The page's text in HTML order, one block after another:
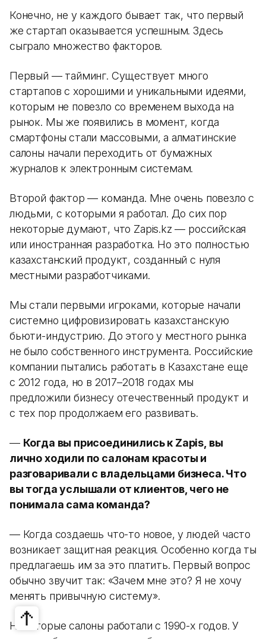
Конечно, не у каждого бывает так, что первый
же стартап оказывается успешным. Здесь
сыграло множество факторов.
Первый — тайминг. Существует много
стартапов с хорошими и уникальными идеями,
которым не повезло со временем выхода на
рынок. Мы же появились в момент, когда
смартфоны стали массовыми, а алматинские
салоны начали переходить от бумажных
журналов к электронным системам.
Второй фактор — команда. Мне очень повезло с
людьми, с которыми я работал. До сих пор
некоторые думают, что Zapis.kz — российская
или иностранная разработка. Но это полностью
казахстанский продукт, созданный с нуля
местными разработчиками.
Мы стали первыми игроками, которые начали
системно цифровизировать казахстанскую
бьюти-индустрию. До этого у местного рынка
не было собственного инструмента. Российские
компании пытались работать в Казахстане еще
с 2012 года, но в 2017–2018 годах мы
предложили бизнесу отечественный продукт и
с тех пор продолжаем его развивать.
— Когда вы присоединились к Zapis, вы
лично ходили по салонам красоты и
разговаривали с владельцами бизнеса. Что
вы тогда услышали от клиентов, чего не
понимала сама команда?
— Когда создаешь что-то новое, у людей часто
возникает защитная реакция. Особенно когда ты
предлагаешь им за это платить. Первый вопрос
обычно звучит так: «Зачем мне это? Я не хочу
менять привычную систему».
Некоторые салоны работали с 1990-х годов. У